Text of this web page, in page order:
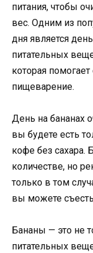
питания, чтобы
вес. Одним из
дня является
питательных
которая
пищеварение.
День на бананах
вы будете есть
кофе без
количестве, но
только в том
вы можете
Бананы — это не
питательных